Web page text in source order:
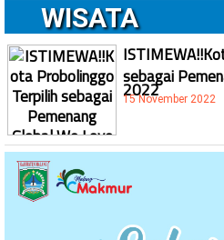
WISATA
sebagai
2022
15 November 2022